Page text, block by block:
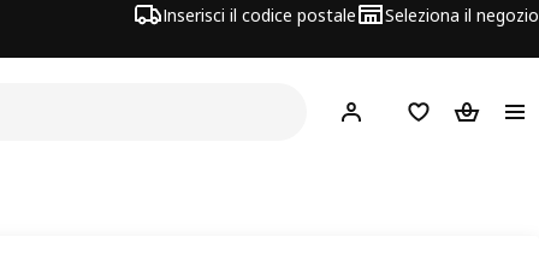
Inserisci il codice postale Seleziona il negozio
Hej! AccediLista deiCarrello